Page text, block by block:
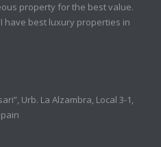
property for the best value.
have best luxury properties in
Urb. La Alzambra, Local 3-1,